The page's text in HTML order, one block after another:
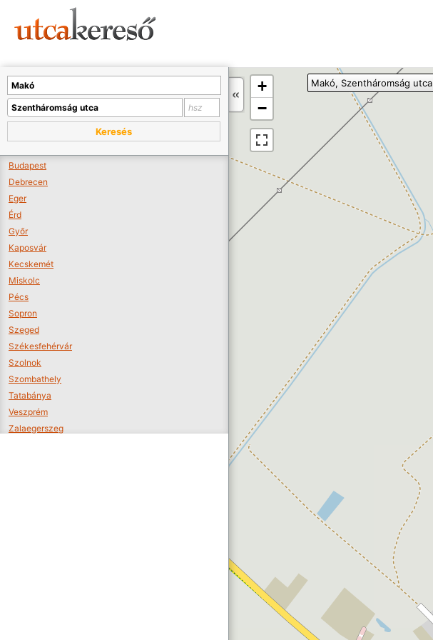
+
−
Makó, Szentháromság utca
Keresés
Budapest
Debrecen
Eger
Érd
Győr
Kaposvár
Kecskemét
Miskolc
Pécs
Sopron
Szeged
Székesfehérvár
Szolnok
Szombathely
Tatabánya
Veszprém
Zalaegerszeg
A térképet kicsinyíteni kell, hogy látszódjanak a boltok.
Boltok látszódjanak >>